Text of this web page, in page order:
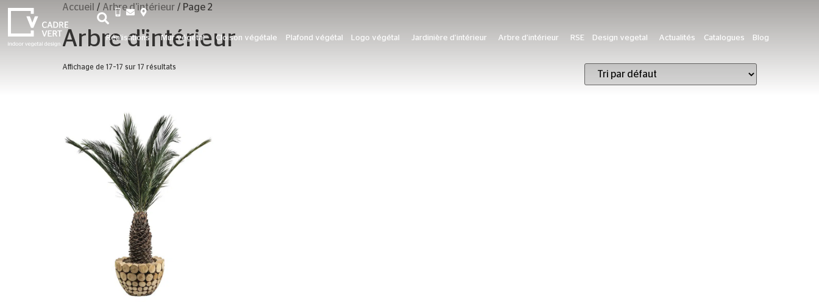
+33 3 26 06 20 07
Réalisations Mur végétal Cloison végétale Plafond végétal Logo végétal Jardinière d’intérieur Arbre d’intérieur RSE Design vegetal Actualités Catalogues Blog
Accueil / Arbre d'intérieur / Page 2
Arbre d'intérieur
Affichage de 17–17 sur 17 résultats